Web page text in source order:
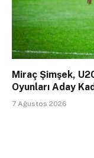
Miraç Şimşek,
Oyunları Aday
7 Ağustos 2026